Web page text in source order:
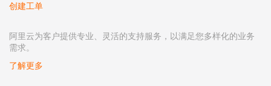
创建工单
阿里云为客户提供专业、灵活的支持服务，以满足您多样化的业务
需求。
了解更多